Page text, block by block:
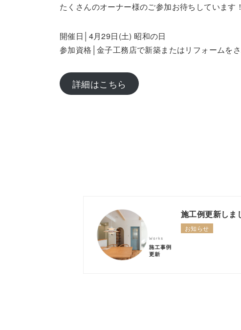
たくさんのオーナー様のご参加お待ちしています！
開催日│4月29日(土) 昭和の日
参加資格│金子工務店で新築またはリフォームを
詳細はこちら
施工例更新しま
お知らせ